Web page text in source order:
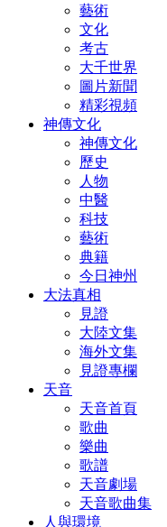
藝術
文化
考古
大千世界
圖片新聞
精彩視頻
神傳文化
神傳文化
歷史
人物
中醫
科技
藝術
典籍
今日神州
大法真相
見證
大陸文集
海外文集
見證專欄
天音
天音首頁
歌曲
樂曲
歌譜
天音劇場
天音歌曲集
人與環境